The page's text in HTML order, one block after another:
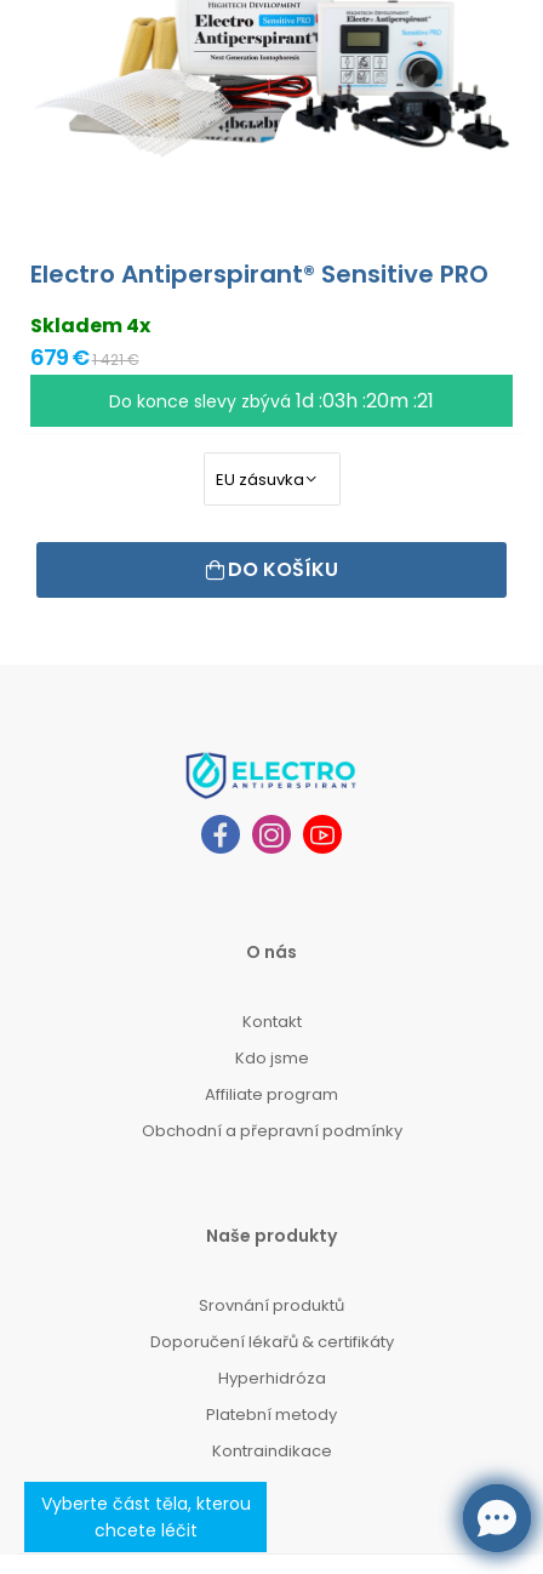
Vyberte část těla, kterou
chcete léčit
Electro Antiperspirant® Sensitive PRO
Skladem 4x
679 €1 421 €
Do konce slevy zbývá 1d :03h :20m :20
DO KOŠÍKU
O nás
Kontakt
Kdo jsme
Affiliate program
Obchodní a přepravní podmínky
Naše produkty
Srovnání produktů
Doporučení lékařů & certifikáty
Hyperhidróza
Platební metody
Kontraindikace